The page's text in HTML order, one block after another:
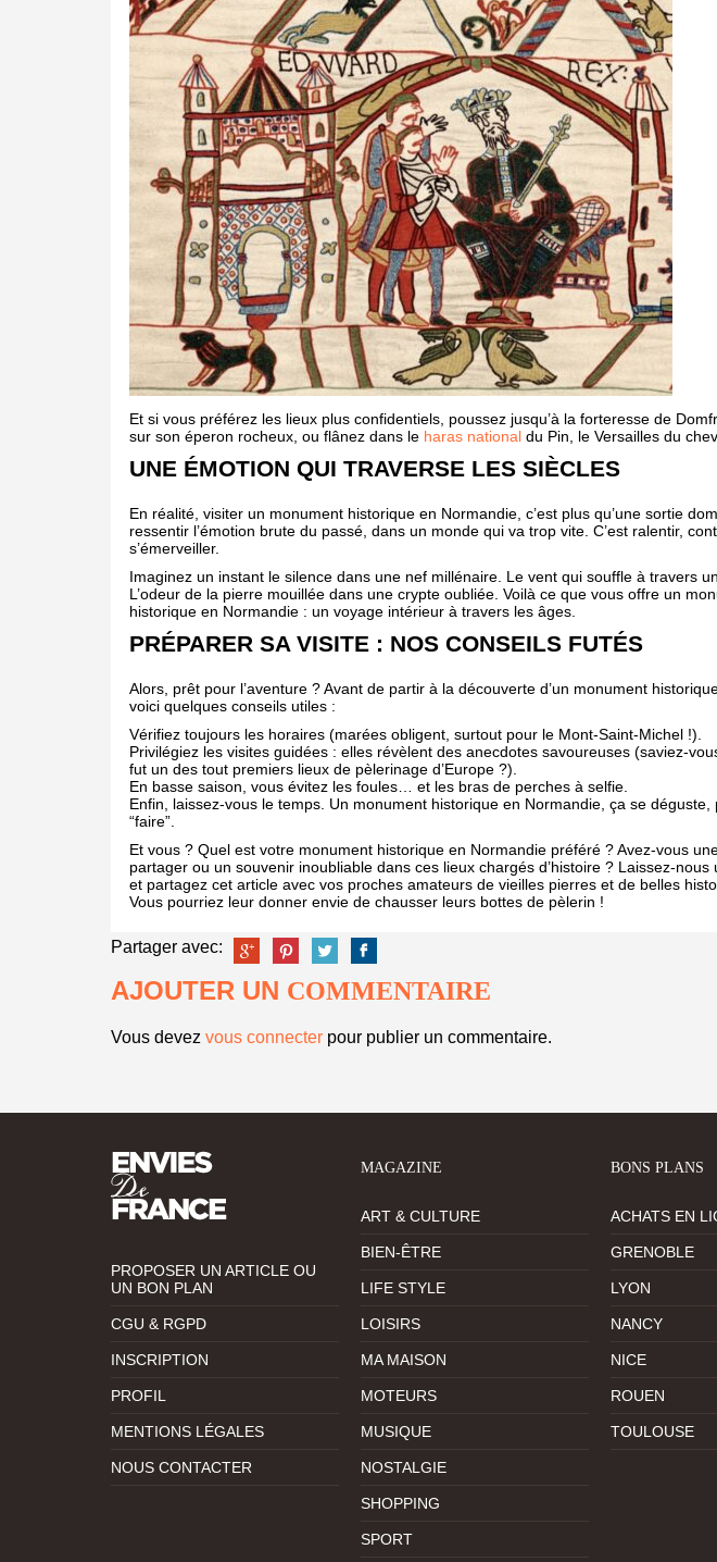
Et si vous préférez les lieux plus confidentiels, poussez jusqu’à la forteresse de
sur son éperon rocheux, ou flânez dans le haras national du Pin, le Versailles du
UNE ÉMOTION QUI TRAVERSE LES SIÈCLES
En réalité, visiter un monument historique en Normandie, c’est plus qu’une sortie
ressentir l’émotion brute du passé, dans un monde qui va trop vite. C’est ralentir,
s’émerveiller.
Imaginez un instant le silence dans une nef millénaire. Le vent qui souffle à travers
L’odeur de la pierre mouillée dans une crypte oubliée. Voilà ce que vous offre un
historique en Normandie : un voyage intérieur à travers les âges.
PRÉPARER SA VISITE : NOS CONSEILS FUTÉS
Alors, prêt pour l’aventure ? Avant de partir à la découverte d’un monument
voici quelques conseils utiles :
Vérifiez toujours les horaires (marées obligent, surtout pour le Mont-Saint-Michel !).
Privilégiez les visites guidées : elles révèlent des anecdotes savoureuses (saviez-
fut un des tout premiers lieux de pèlerinage d’Europe ?).
En basse saison, vous évitez les foules… et les bras de perches à selfie.
Enfin, laissez-vous le temps. Un monument historique en Normandie, ça se déguste,
“faire”.
Et vous ? Quel est votre monument historique en Normandie préféré ? Avez-vous
partager ou un souvenir inoubliable dans ces lieux chargés d’histoire ? Laissez-nous
et partagez cet article avec vos proches amateurs de vieilles pierres et de belles
Vous pourriez leur donner envie de chausser leurs bottes de pèlerin !
Partager avec:
AJOUTER UN COMMENTAIRE
Vous devez vous connecter pour publier un commentaire.
PROPOSER UN ARTICLE OU
UN BON PLAN
CGU & RGPD
INSCRIPTION
PROFIL
MENTIONS LÉGALES
NOUS CONTACTER
MAGAZINE
ART & CULTURE
BIEN-ÊTRE
LIFE STYLE
LOISIRS
MA MAISON
MOTEURS
MUSIQUE
NOSTALGIE
SHOPPING
SPORT
BONS PLANS
ACHATS EN
GRENOBLE
LYON
NANCY
NICE
ROUEN
TOULOUSE